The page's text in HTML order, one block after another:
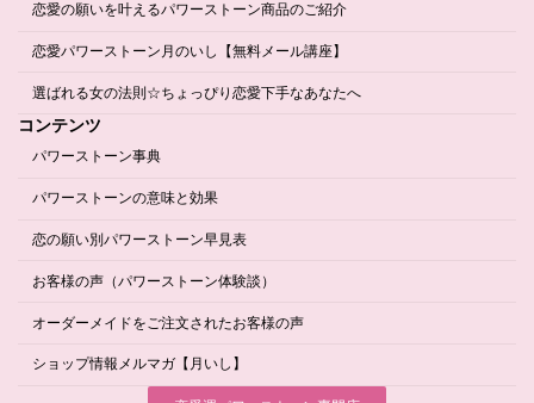
恋愛の願いを叶えるパワーストーン商品のご紹介
恋愛パワーストーン月のいし【無料メール講座】
選ばれる女の法則☆ちょっぴり恋愛下手なあなたへ
コンテンツ
パワーストーン事典
パワーストーンの意味と効果
恋の願い別パワーストーン早見表
お客様の声（パワーストーン体験談）
オーダーメイドをご注文されたお客様の声
ショップ情報メルマガ【月いし】